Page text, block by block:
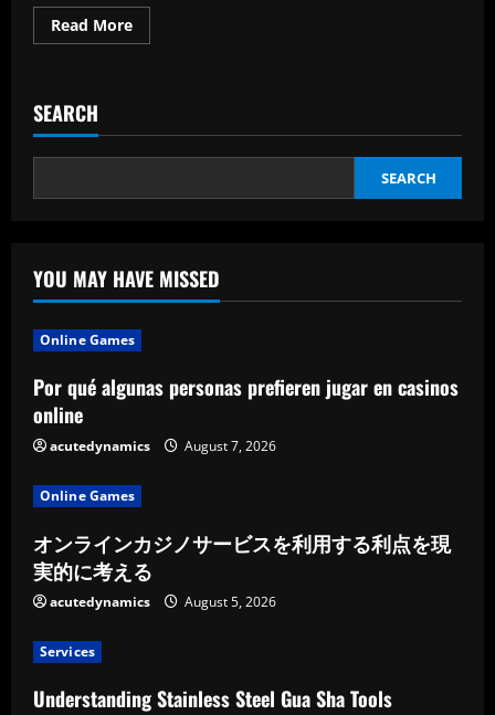
Read MoreRead
more
Gestión
y
del
SEARCH
SEARCH
YOU MAY HAVE MISSED
Online Games
Por qué algunas personas prefieren jugar en casinos
online
acutedynamics August 7, 2026
Online Games
オンラインカジノサービスを利用する利点を現
実的に考える
acutedynamics August 5, 2026
Services
Understanding Stainless Steel Gua Sha Tools